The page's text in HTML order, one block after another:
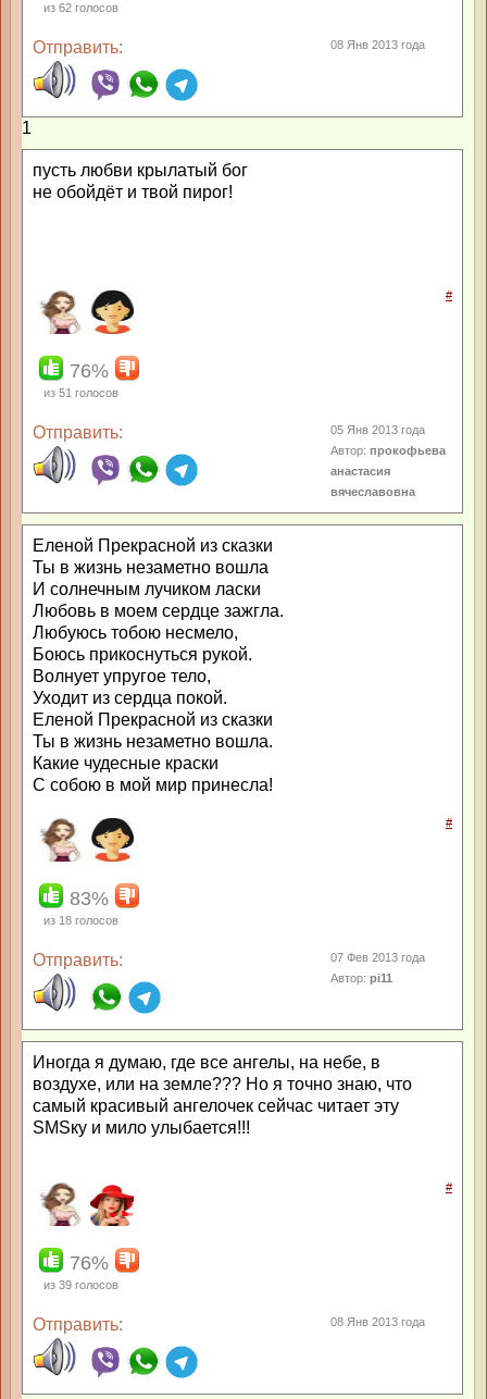
из 62 голосов
Отправить: 08 Янв 2013 года
1
пусть любви крылатый бог
не обойдёт и твой пирог!
#
76%
из 51 голосов
Отправить:
05 Янв 2013 года
Автор:прокофьева
анастасия
вячеславовна
Еленой Прекрасной из сказки
Ты в жизнь незаметно вошла
И солнечным лучиком ласки
Любовь в моем сердце зажгла.
Любуюсь тобою несмело,
Боюсь прикоснуться рукой.
Волнует упругое тело,
Уходит из сердца покой.
Еленой Прекрасной из сказки
Ты в жизнь незаметно вошла.
Какие чудесные краски
С собою в мой мир принесла!
#
83%
из 18 голосов
Отправить:
07 Фев 2013 года
Автор:pi11
Иногда я думаю, где все ангелы, на небе, в
воздухе, или на земле??? Но я точно знаю, что
самый красивый ангелочек сейчас читает эту
SMSку и мило улыбается!!!
#
76%
из 39 голосов
Отправить: 08 Янв 2013 года